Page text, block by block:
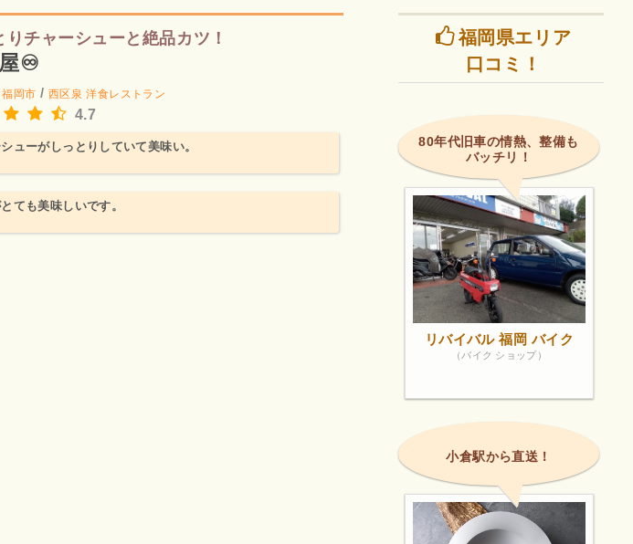
りチャーシューと絶品カツ！
♾️
福岡市 / 西区泉 洋食レストラン
4.7
ューがしっとりしていて美味い。
ても美味しいです。
福岡県エリア
口コミ！
80年代旧車の情熱、整備も
バッチリ！
リバイバル 福岡 バイク
（バイク ショップ）
小倉駅から直送！